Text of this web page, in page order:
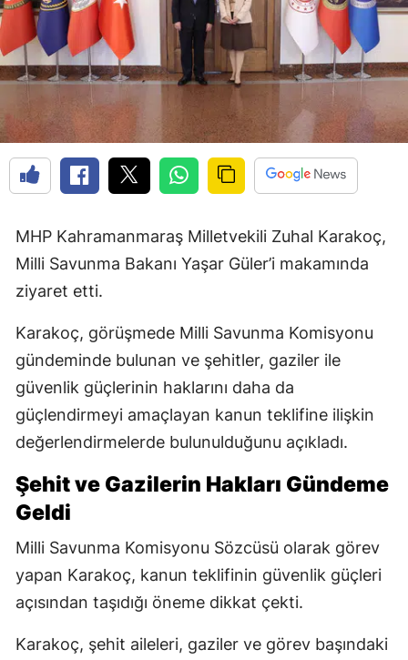
MHP Kahramanmaraş Milletvekili Zuhal Karakoç,
Milli Savunma Bakanı Yaşar Güler’i makamında
ziyaret etti.
Karakoç, görüşmede Milli Savunma Komisyonu
gündeminde bulunan ve şehitler, gaziler ile
güvenlik güçlerinin haklarını daha da
güçlendirmeyi amaçlayan kanun teklifine ilişkin
değerlendirmelerde bulunulduğunu açıkladı.
Şehit ve Gazilerin Hakları Gündeme
Geldi
Milli Savunma Komisyonu Sözcüsü olarak görev
yapan Karakoç, kanun teklifinin güvenlik güçleri
açısından taşıdığı öneme dikkat çekti.
Karakoç, şehit aileleri, gaziler ve görev başındaki